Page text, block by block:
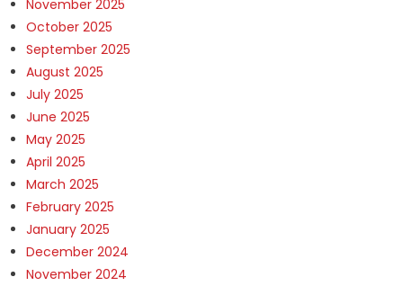
November 2025
October 2025
September 2025
August 2025
July 2025
June 2025
May 2025
April 2025
March 2025
February 2025
January 2025
December 2024
November 2024